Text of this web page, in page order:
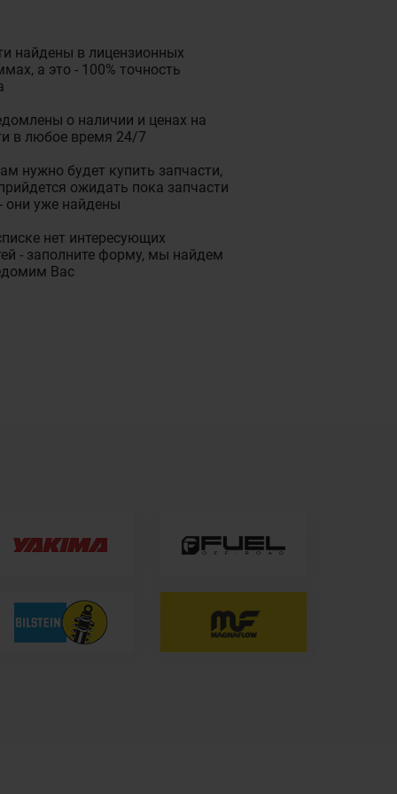
найдены в лицензионных
а это - 100% точность
о наличии и ценах на
в любое время 24/7
нужно будет купить запчасти,
ожидать пока запчасти
они уже найдены
нет интересующих
- заполните форму, мы найдем
Вас